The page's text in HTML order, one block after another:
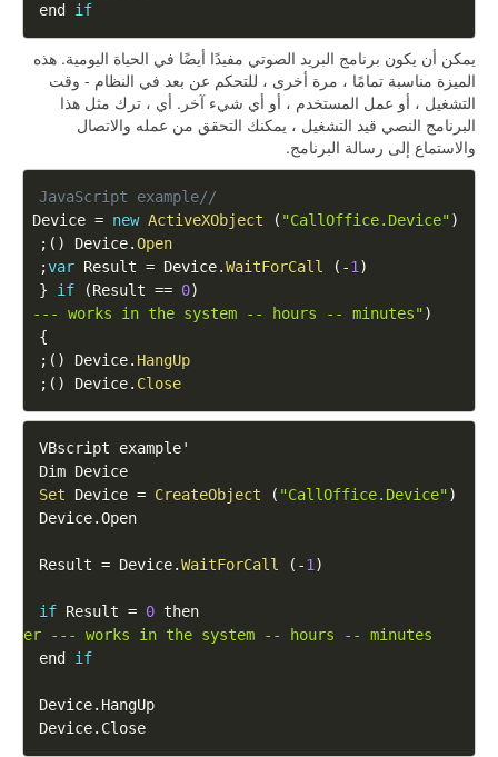
end if
يمكن أن يكون برنامج البريد الصوتي مفيدًا أيضًا في الحياة اليومية. هذه
الميزة مناسبة تمامًا ، مرة أخرى ، للتحكم عن بعد في النظام - وقت
التشغيل ، أو عمل المستخدم ، أو أي شيء آخر. أي ، ترك مثل هذا
البرنامج النصي قيد التشغيل ، يمكنك التحقق من عمله والاتصال
والاستماع إلى رسالة البرنامج.
//JavaScript example
Device = new ActiveXObject ( "CallOffice.Device")
Device.Open
(
)
;
var Result = Device.WaitForCall ( -1 )
;
if
(Result == 0)
{
--- works in the system -- hours -- minutes")
}
Device. HangUp
(
)
;
Device. Close
(
)
;
'
VBscript example
Dim Device
Set
Device = CreateObject ( "CallOffice.Device")
Device.Open
Result = Device.WaitForCall ( -1 )
if Result = 0
--- works in the system -- hours -- minutes"
end if
Device. HangUp
Device. Close